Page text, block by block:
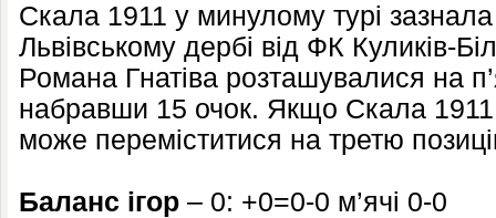
Скала 1911 у минулому турі
Львівському дербі від ФК Куликів-
Романа Гнатіва розташувалися на
набравши 15 очок. Якщо Скала 1911
може переміститися на третю
Баланс ігор – 0: +0=0-0 м’ячі 0-0